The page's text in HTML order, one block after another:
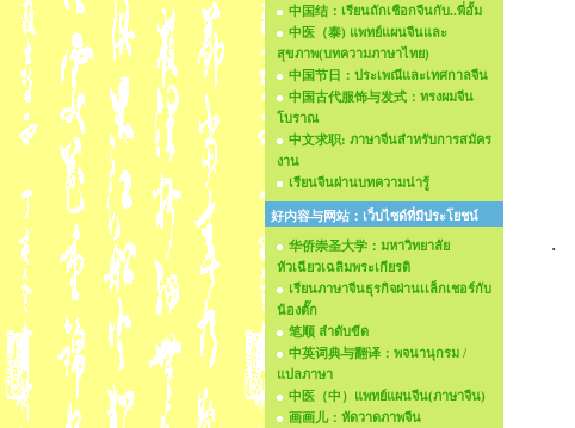
中国结：เรียนถักเชือกจีนกับ..พี่อั้ม
中医（泰) แพทย์แผนจีนและ
สุขภาพ(บทความภาษาไทย)
中国节日：ประเพณีและเทศกาลจีน
中国古代服饰与发式：ทรงผมจีน
โบราณ
中文求职: ภาษาจีนสำหรับการสมัคร
งาน
เรียนจีนผ่านบทความน่ารู้
好内容与网站：เว็บไซด์ที่มีประโยชน์
华侨崇圣大学：มหาวิทยาลัย
หัวเฉียวเฉลิมพระเกียรติ
เรียนภาษาจีนธุรกิจผ่านเเล็กเชอร์กับ
น้องตั๊ก
笔顺 ลำดับขีด
中英词典与翻译：พจนานุกรม /
แปลภาษา
中医（中）แพทย์แผนจีน(ภาษาจีน)
画画儿：หัดวาดภาพจีน
·